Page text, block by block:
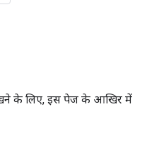
के लिए, इस पेज के आखिर में